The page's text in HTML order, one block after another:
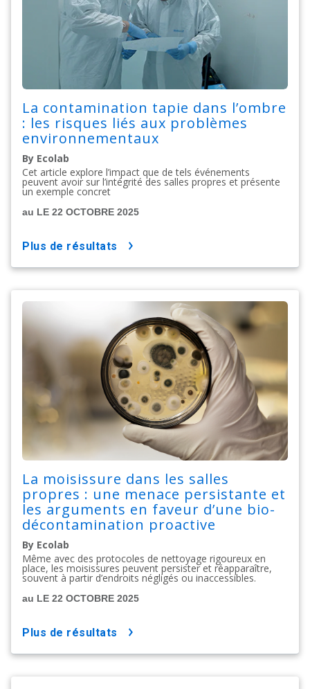
La contamination tapie dans l’ombre
: les risques liés aux problèmes
environnementaux
By Ecolab
Cet article explore l’impact que de tels événements
peuvent avoir sur l’intégrité des salles propres et présente
un exemple concret
au LE 22 OCTOBRE 2025
plus de résultats
La moisissure dans les salles
propres : une menace persistante et
les arguments en faveur d’une bio-
décontamination proactive
By Ecolab
Même avec des protocoles de nettoyage rigoureux en
place, les moisissures peuvent persister et réapparaître,
souvent à partir d’endroits négligés ou inaccessibles.
au LE 22 OCTOBRE 2025
plus de résultats